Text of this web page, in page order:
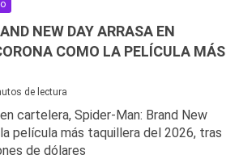
NEW DAY ARRASA EN
COMO LA PELÍCULA MÁS
de lectura
cartelera, Spider-Man: Brand New
película más taquillera del 2026, tras
de dólares